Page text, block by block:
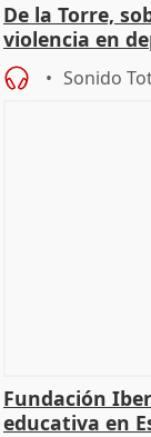
De la Torre,
violencia en
Sonido
Fundación
educativa en